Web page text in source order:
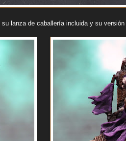
lanza de caballería incluida y su versión